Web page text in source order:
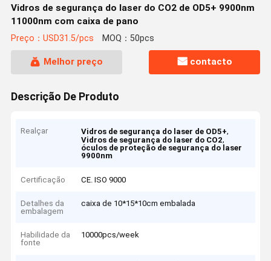
Vidros de segurança do laser do CO2 de OD5+ 9900nm
11000nm com caixa de pano
Preço：USD31.5/pcs MOQ：50pcs
Melhor preço contacto
Descrição De Produto
Realçar Vidros de segurança do laser de OD5+,
Vidros de segurança do laser do CO2,
óculos de proteção de segurança do laser
9900nm
Certificação CE. ISO 9000
Detalhes da
embalagem
caixa de 10*15*10cm embalada
Habilidade da
fonte
10000pcs/week